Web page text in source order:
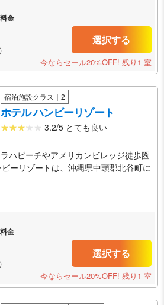
金
選択する
今ならセール20%OFF! 残り1 室
宿泊施設クラス｜2
ホテル ハンビーリゾート
3.2/5 とても良い
ハビーチやアメリカンビレッジ徒歩圏
ーリゾートは、沖縄県中頭郡北谷町に
金
選択する
今ならセール20%OFF! 残り1 室